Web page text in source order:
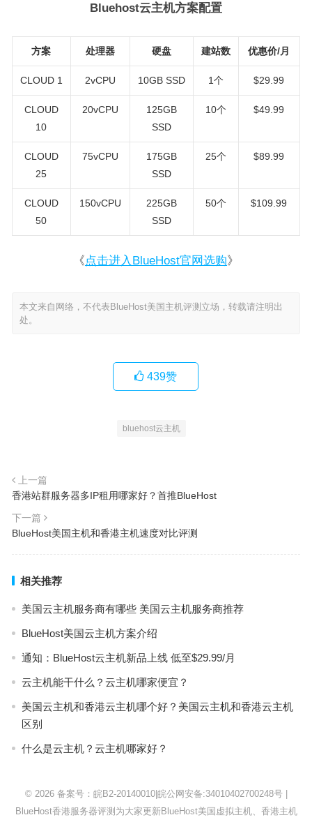
Bluehost云主机方案配置
方案 处理器 硬盘 建站数 优惠价/月
CLOUD 1 2vCPU 10GB SSD 1个 $29.99
CLOUD
10
20vCPU
125GB
SSD
10个 $49.99
CLOUD
25
75vCPU
175GB
SSD
25个 $89.99
CLOUD
50
150vCPU
225GB
SSD
50个 $109.99
《点击进入BlueHost官网选购》
本文来自网络，不代表BlueHost美国主机评测立场，转载请注明出
处。
439赞
bluehost云主机
上一篇
香港站群服务器多IP租用哪家好？首推BlueHost
下一篇
BlueHost美国主机和香港主机速度对比评测
相关推荐
美国云主机服务商有哪些 美国云主机服务商推荐
BlueHost美国云主机方案介绍
通知：BlueHost云主机新品上线 低至$29.99/月
云主机能干什么？云主机哪家便宜？
美国云主机和香港云主机哪个好？美国云主机和香港云主机
区别
什么是云主机？云主机哪家好？
© 2026 备案号：皖B2-20140010| 皖公网安备:34010402700248号|
BlueHost香港服务器评测为大家更新BlueHost美国虚拟主机、香港主机